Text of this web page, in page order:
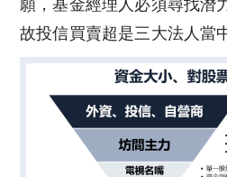
願，基金經理人必須尋找潛
故投信買賣超是三大法人當